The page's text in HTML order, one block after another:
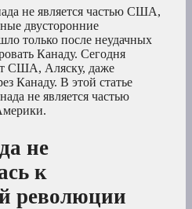
не является частью США,
двусторонние
только после неудачных
Канаду. Сегодня
США, Аляску, даже
Канаду. В этой статье
не является частью
не
к
революции